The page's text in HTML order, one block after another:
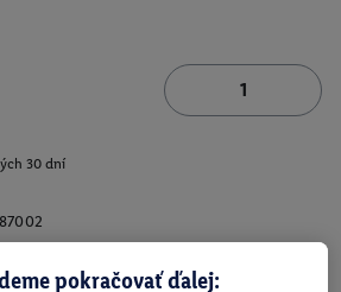
30 dní
pokračovať ďalej: